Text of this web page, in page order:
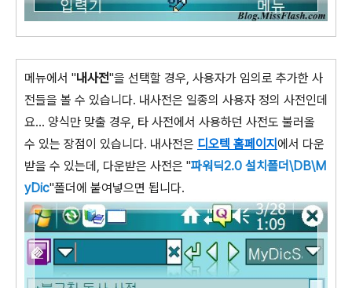
메뉴에서 "내사전"을 선택할 경우, 사용자가 임의로 추가한 사
전들을 볼 수 있습니다. 내사전은 일종의 사용자 정의 사전인데
요... 양식만 맞출 경우, 타 사전에서 사용하던 사전도 불러올
수 있는 장점이 있습니다. 내사전은 디오텍 홈페이지 에서 다운
받을 수 있는데, 다운받은 사전은 "파워딕2.0 설치폴더\DB\M
yDic"폴더에 붙여넣으면 됩니다.